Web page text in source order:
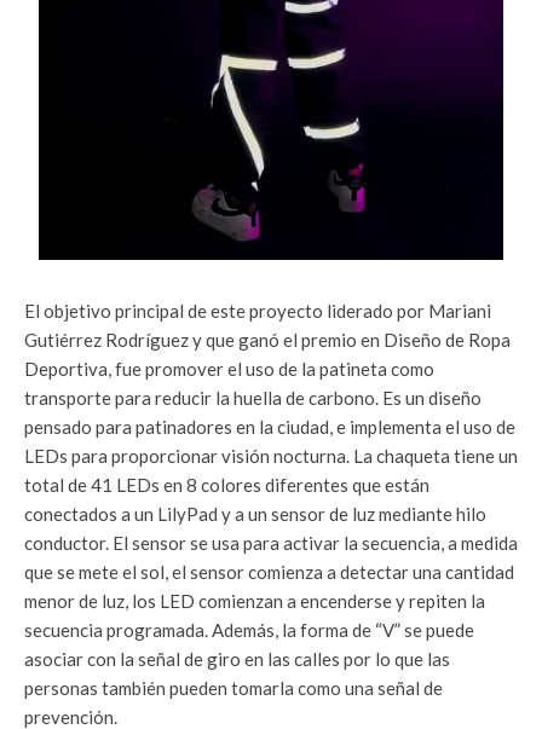
El objetivo principal de este proyecto liderado por Mariani
Gutiérrez Rodríguez y que ganó el premio en Diseño de Ropa
Deportiva, fue promover el uso de la patineta como
transporte para reducir la huella de carbono. Es un diseño
pensado para patinadores en la ciudad, e implementa el uso de
LEDs para proporcionar visión nocturna. La chaqueta tiene un
total de 41 LEDs en 8 colores diferentes que están
conectados a un LilyPad y a un sensor de luz mediante hilo
conductor. El sensor se usa para activar la secuencia, a medida
que se mete el sol, el sensor comienza a detectar una cantidad
menor de luz, los LED comienzan a encenderse y repiten la
secuencia programada. Además, la forma de “V” se puede
asociar con la señal de giro en las calles por lo que las
personas también pueden tomarla como una señal de
prevención.